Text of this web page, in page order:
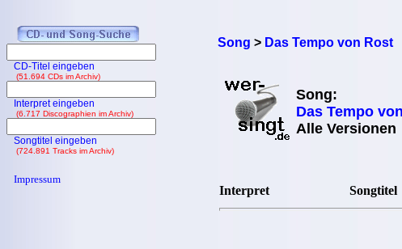
Song > Das Tempo von Rost
Song:
Das Tempo
Alle Versionen
Interpret Songtitel
CD-Titel eingeben
(51.694 CDs im Archiv)
Interpret eingeben
(6.717 Discographien im Archiv)
Songtitel eingeben
(724.891 Tracks im Archiv)
Impressum